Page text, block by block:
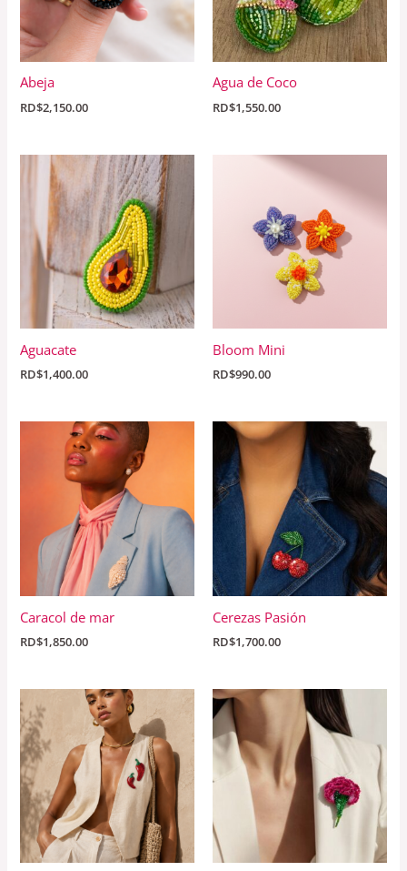
Abeja
RD$2,150.00
Agua de Coco
RD$1,550.00
Aguacate
RD$1,400.00
Bloom Mini
RD$990.00
Caracol de mar
RD$1,850.00
Cerezas Pasión
RD$1,700.00